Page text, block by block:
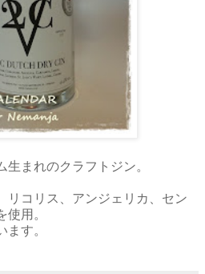
まれのクラフトジン。
リコリス、アンジェリカ、セン
使用。
ます。